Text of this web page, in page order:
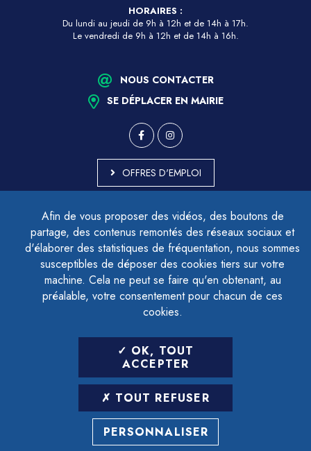
Afin de vous proposer des vidéos, des boutons de
partage, des contenus remontés des réseaux sociaux et
d'élaborer des statistiques de fréquentation, nous sommes
susceptibles de déposer des cookies tiers sur votre
machine. Cela ne peut se faire qu'en obtenant, au
préalable, votre consentement pour chacun de ces
cookies.
OK, TOUT
ACCEPTER
TOUT REFUSER
PERSONNALISER
HORAIRES :
Du lundi au jeudi de 9h à 12h et de 14h à 17h.
Le vendredi de 9h à 12h et de 14h à 16h.
NOUS CONTACTER
SE DÉPLACER EN MAIRIE
OFFRES D'EMPLOI
ACCESSIBILITÉ - PARTIELLEMENT CONFORME
PLAN DU SITE
MENTIONS LÉGALES
CONTACTER LE DÉLÉGUÉ À LA PROTECTION DES DONNÉES
GESTION DES COOKIES
LETTRE D'INFORMATION
SAISIR VOTRE ADRESSE E-MAIL
POUR VOUS INSCRIRE :
ARCHIVES DÉSINSCRIPTION